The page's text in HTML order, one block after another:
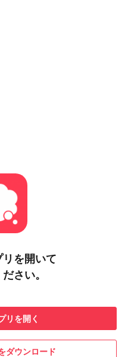
を開いて
さい。
リを開く
ダウンロード